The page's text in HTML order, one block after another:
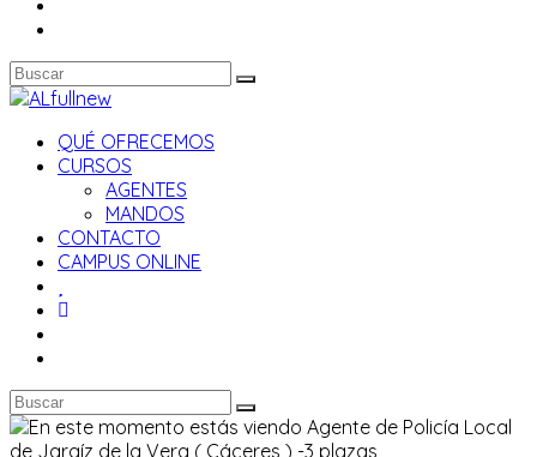
QUÉ OFRECEMOS
CURSOS
AGENTES
MANDOS
CONTACTO
CAMPUS ONLINE